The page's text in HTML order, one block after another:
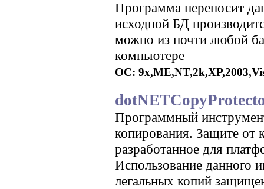
Программа переносит
исходной БД
можно из почти любой
компьютере
ОС:
Программный
копирования. Защите от
разработанное для
Использование данного
легальных копий